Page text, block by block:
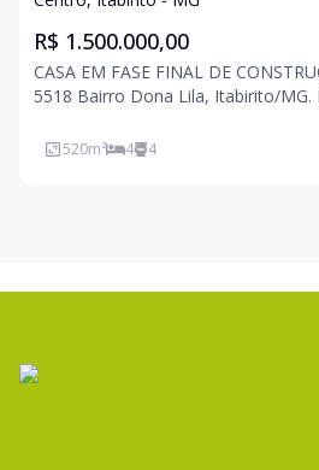
R$ 1.500.000,00
CASA EM FASE FINAL DE
5518 Bairro Dona Lila, Itabirito/MG. Lote 14x45: 630
ponto comercial com 231m2 (
520m² 4 4